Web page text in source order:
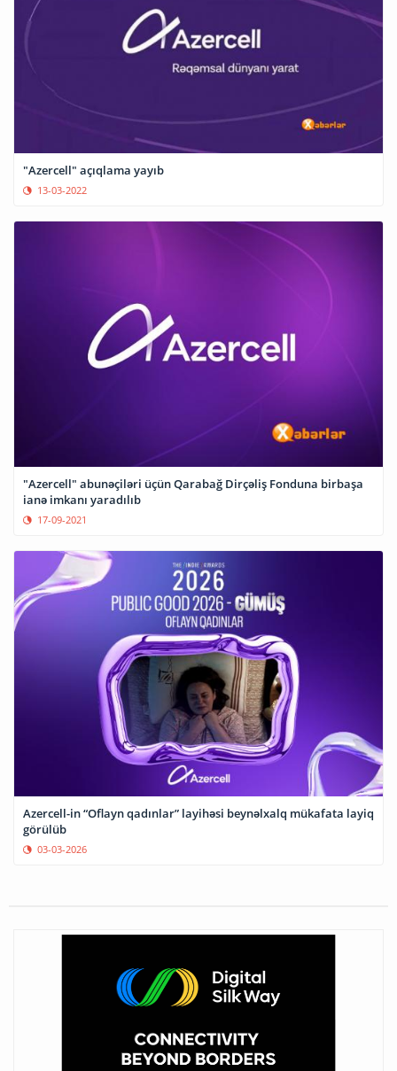
"Azercell" açıqlama yayıb
13-03-2022
"Azercell" abunəçiləri üçün Qarabağ Dirçəliş Fonduna birbaşa
ianə imkanı yaradılıb
17-09-2021
Azercell-in “Oflayn qadınlar” layihəsi beynəlxalq mükafata layiq
görülüb
03-03-2026